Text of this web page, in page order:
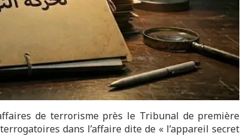
de terrorisme près le Tribunal de première
dans l’affaire dite de « l’appareil secret